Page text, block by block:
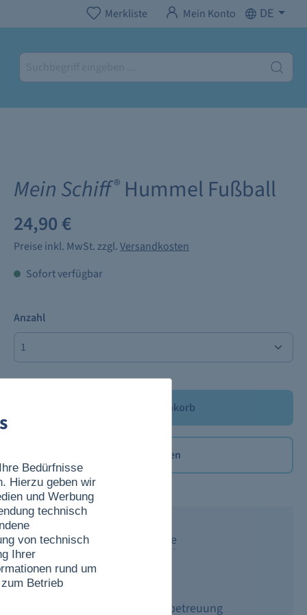
Merkliste Mein Konto DE
Mein Schiff® Hummel Fußball
24,90 €
Preise inkl. MwSt. zzgl.Versandkosten
Sofort verfügbar
Anzahl
In den Warenkorb
Merken
Produktnummer:
Versand 2-4 Werktage
Sichere Zahlung
Persönliche Kundenbetreuung
Bedürfnisse
Hierzu geben wir
und Werbung
technisch
von technisch
Ihrer
rund um
Betrieb